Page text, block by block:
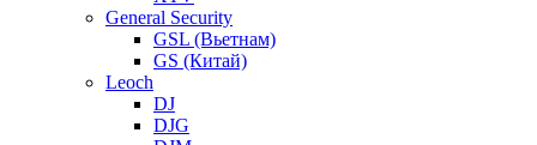
General Security
GSL (Вьетнам)
GS (Китай)
Leoch
DJ
DJG